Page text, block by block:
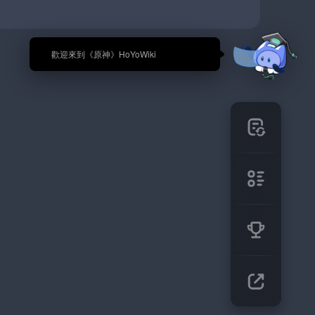
🎉 歡迎來到《原神》HoYoWiki